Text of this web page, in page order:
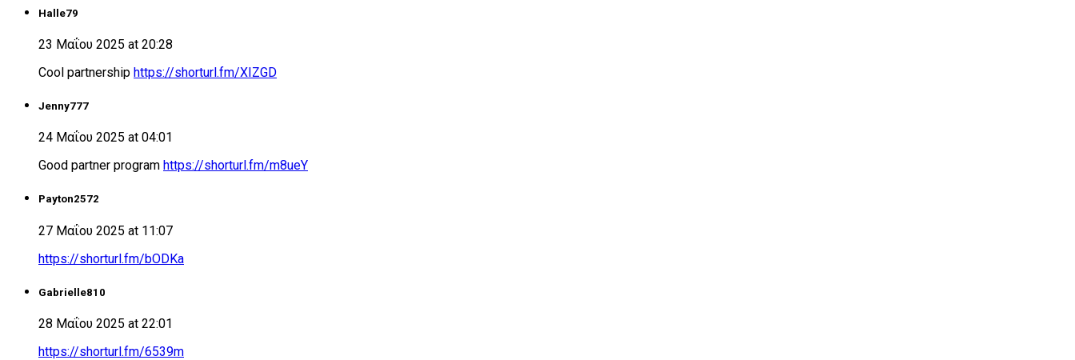
Halle79
23 Μαΐου 2025 at 20:28
Cool partnership https://shorturl.fm/XIZGD
Jenny777
24 Μαΐου 2025 at 04:01
Good partner program https://shorturl.fm/m8ueY
Payton2572
27 Μαΐου 2025 at 11:07
https://shorturl.fm/bODKa
Gabrielle810
28 Μαΐου 2025 at 22:01
https://shorturl.fm/6539m